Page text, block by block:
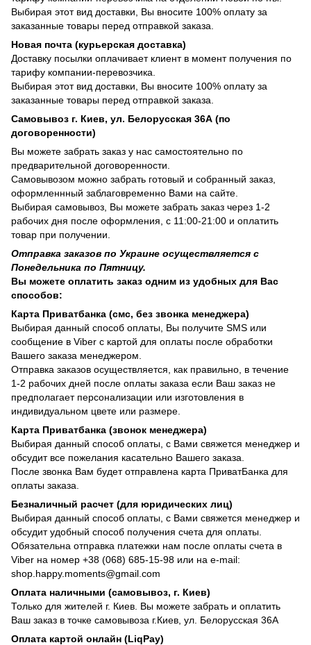
Выбирая этот вид доставки, Вы вносите 100% оплату за
заказанные товары перед отправкой заказа.
Новая почта (курьерская доставка)
Доставку посылки оплачивает клиент в момент получения по
тарифу компании-перевозчика.
Выбирая этот вид доставки, Вы вносите 100% оплату за
заказанные товары перед отправкой заказа.
Самовывоз г. Киев, ул. Белорусская 36А (по
договоренности)
Вы можете забрать заказ у нас самостоятельно по
предварительной договоренности.
Самовывозом можно забрать готовый и собранный заказ,
оформленнный заблаговременно Вами на сайте.
Выбирая самовывоз, Вы можете забрать заказ через 1-2
рабочих дня после оформления, с 11:00-21:00 и оплатить
товар при получении.
Отправка заказов по Украине осуществляется с
Понедельника по Пятницу.
Вы можете оплатить заказ одним из удобных для Вас
способов:
Карта Приватбанка (смс, без звонка менеджера)
Выбирая данный способ оплаты, Вы получите SMS или
сообщение в Viber с картой для оплаты после обработки
Вашего заказа менеджером.
Отправка заказов осуществляется, как правильно, в течение
1-2 рабочих дней после оплаты заказа если Ваш заказ не
предполагает персонализации или изготовления в
индивидуальном цвете или размере.
Карта Приватбанка (звонок менеджера)
Выбирая данный способ оплаты, с Вами свяжется менеджер и
обсудит все пожелания касательно Вашего заказа.
После звонка Вам будет отправлена карта ПриватБанка для
оплаты заказа.
Безналичный расчет (для юридических лиц)
Выбирая данный способ оплаты, с Вами свяжется менеджер и
обсудит удобный способ получения счета для оплаты.
Обязательна отправка платежки нам после оплаты счета в
Viber на номер +38 (068) 685-15-98 или на e-mail:
shop.happy.moments@gmail.com
Оплата наличными (самовывоз, г. Киев)
Только для жителей г. Киев. Вы можете забрать и оплатить
Ваш заказ в точке самовывоза г.Киев, ул. Белорусская 36А
Оплата картой онлайн (LiqPay)